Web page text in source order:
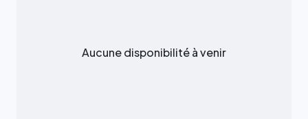
Aucune disponibilité à venir